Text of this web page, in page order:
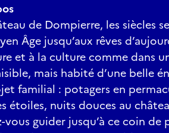
de Dompierre, les siècles
Âge jusqu’aux rêves
et à la culture comme dans
mais habité d’une belle
familial : potagers en
étoiles, nuits douces au
vous guider jusqu’à ce coin